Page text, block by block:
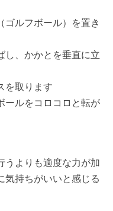
ゴルフボール）を置き
し、かかとを垂直に立
を取ります
ールをコロコロと転が
うよりも適度な力が加
気持ちがいいと感じる